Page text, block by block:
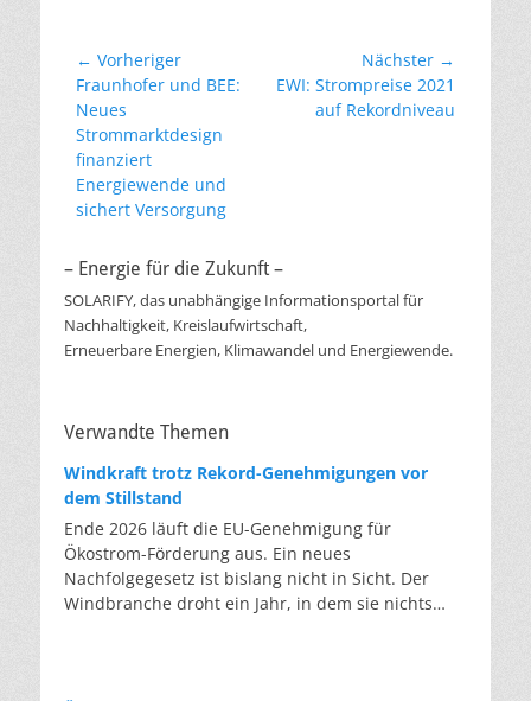
Beitragsnavigation
← Vorheriger
Vorheriger
Beitrag:
Fraunhofer und BEE:
Neues
Strommarktdesign
finanziert
Energiewende und
sichert Versorgung
Nächster →
Nächster
Beitrag:
EWI: Strompreise 2021
auf Rekordniveau
– Energie für die Zukunft –
SOLARIFY, das unabhängige Informationsportal für
Nachhaltigkeit, Kreislaufwirtschaft,
Erneuerbare Energien, Klimawandel und Energiewende.
Verwandte Themen
Windkraft trotz Rekord-Genehmigungen vor
dem Stillstand
Ende 2026 läuft die EU-Genehmigung für
Ökostrom-Förderung aus. Ein neues
Nachfolgegesetz ist bislang nicht in Sicht. Der
Windbranche droht ein Jahr, in dem sie nichts